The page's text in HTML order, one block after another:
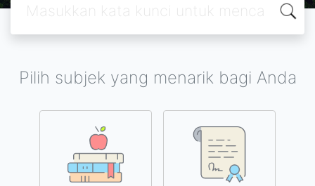
Pilih subjek yang menarik bagi Anda